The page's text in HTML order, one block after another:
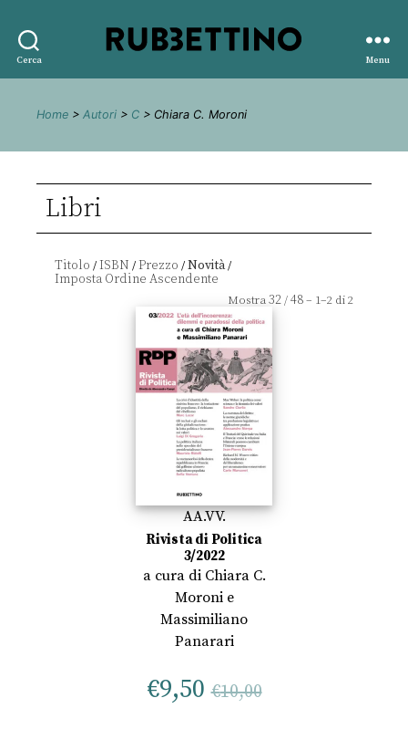
Cerca
editore
Menu
Home > Autori > C > Chiara C. Moroni
Libri
Titolo /ISBN /Prezzo /Novità/
Mostra32/48– 1–2 di 2
AA.VV.
Rivista di Politica
3/2022
a cura di Chiara C.
Moronie
Massimiliano
Panarari
€9,50 €10,00